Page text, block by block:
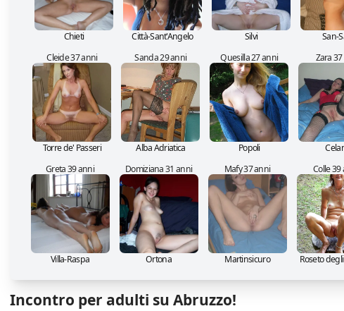
Chieti Città-Sant'Angelo Silvi San-
Cleide 37 anni
Torre de' Passeri
Sanda 29 anni
Alba Adriatica
Quesilla 27 anni
Popoli
Zara
Greta 39 anni
Villa-Raspa
Domiziana 31 anni
Ortona
Mafy 37 anni
Martinsicuro
Colle 39
Roseto
Incontro per adulti su Abruzzo!